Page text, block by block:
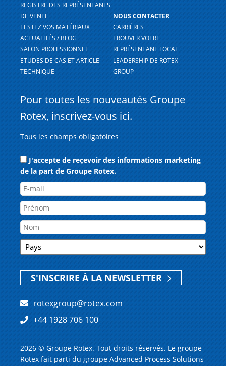
REGISTRE DES REPRÉSENTANTS
DE VENTE
TESTEZ VOS MATÉRIAUX
ACTUALITÉS / BLOG
SALON PROFESSIONNEL
ETUDES DE CAS ET ARTICLE
TECHNIQUE
NOUS CONTACTER
CARRIÈRES
TROUVER VOTRE
REPRÉSENTANT LOCAL
LEADERSHIP DE ROTEX
GROUP
Pour toutes les nouveautés Groupe
Rotex, inscrivez-vous ici.
Tous les champs obligatoires
Je
ne
suis
pas
robot
J'accepte de reçevoir des informations marketing
de la part de Groupe Rotex.
E-
mail
Nom
Prénom
Nom
Pays
S'INSCRIRE À LA NEWSLETTER
rotexgroup@rotex.com
+44 1928 706 100
2026 © Groupe Rotex. Tout droits réservés. Le groupe
Rotex fait parti du groupe Advanced Process Solutions